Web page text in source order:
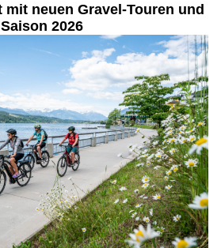
mit neuen Gravel-Touren und
2026